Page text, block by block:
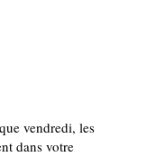
vendredi, les
dans votre